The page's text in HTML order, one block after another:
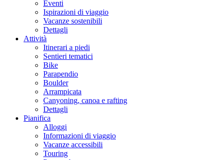
Eventi
Ispirazioni di viaggio
Vacanze sostenibili
Dettagli
Attività
Itinerari a piedi
Sentieri tematici
Bike
Parapendio
Boulder
Arrampicata
Canyoning, canoa e rafting
Dettagli
Pianifica
Alloggi
Informazioni di viaggio
Vacanze accessibili
Touring